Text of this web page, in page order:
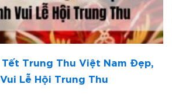
Tết Trung Thu Việt Nam Đẹp,
Lễ Hội Trung Thu